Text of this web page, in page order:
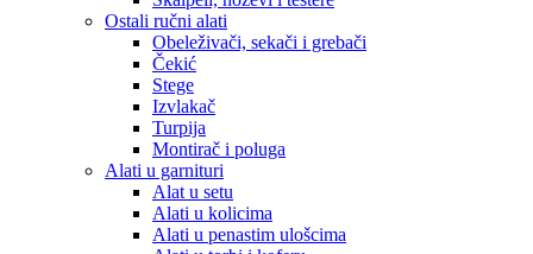
Ostali ručni alati
Obeleživači, sekači i grebači
Čekić
Stege
Izvlakač
Turpija
Montirač i poluga
Alati u garnituri
Alat u setu
Alati u kolicima
Alati u penastim ulošcima